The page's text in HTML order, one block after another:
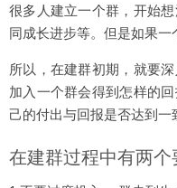
很多人建立一个群，开始
同成长进步等。但是如果一
所以，在建群初期，就要
加入一个群会得到怎样的
己的付出与回报是否达到一
在建群过程中有两个